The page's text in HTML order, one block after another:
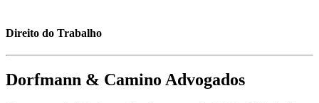
Direito do Trabalho
Dorfmann & Camino Advogados